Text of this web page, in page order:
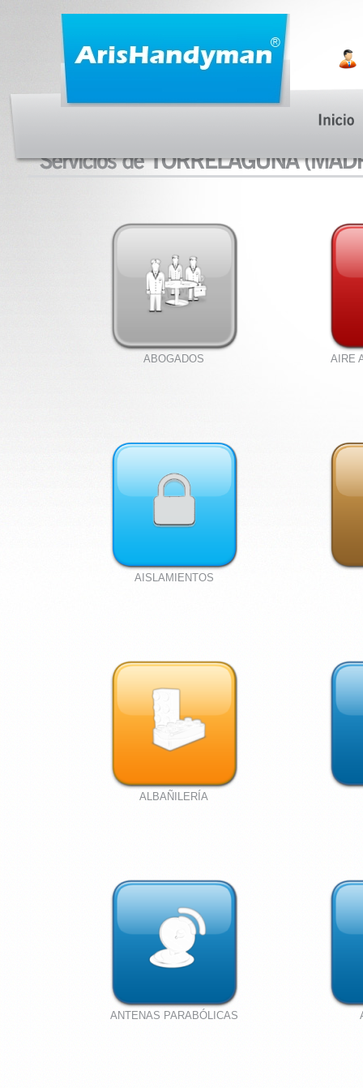
ABOGADOS AIRE
AISLAMIENTOS
ALBAÑILERÍA
ANTENAS PARABÓLICAS